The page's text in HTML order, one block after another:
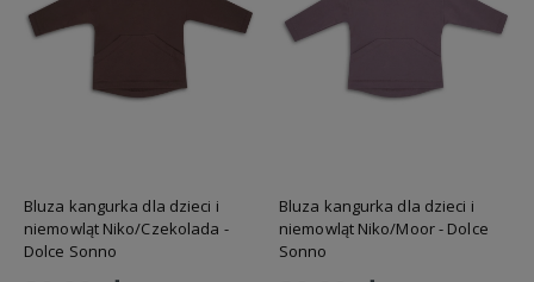
Bluza kangurka dla dzieci i
niemowląt Niko/Czekolada -
Dolce Sonno
Bluza kangurka dla dzieci i
niemowląt Niko/Moor - Dolce
Sonno